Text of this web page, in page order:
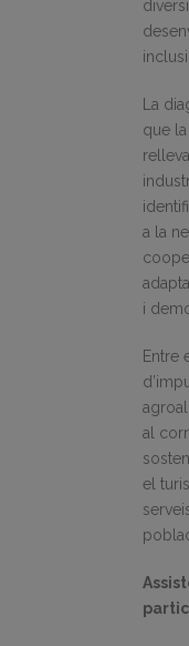
La
que
a la
i
Entre
al
el